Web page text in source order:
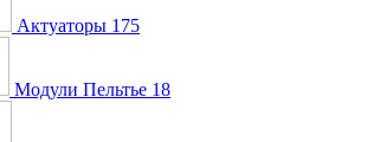
Актуаторы 175
Модули Пельтье 18